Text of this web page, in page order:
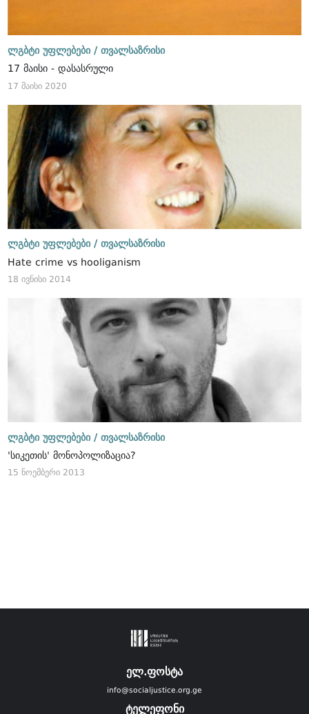
ლგბტი უფლებები / თვალსაზრისი
17 მაისი - დასასრული
17 მაისი 2020
ლგბტი უფლებები / თვალსაზრისი
Hate crime vs hooliganism
18 ივნისი 2014
ლგბტი უფლებები / თვალსაზრისი
'სიკეთის' მონოპოლიზაცია?
15 ნოემბერი 2013
ელ.ფოსტა
info@socialjustice.org.ge
ტელეფონი